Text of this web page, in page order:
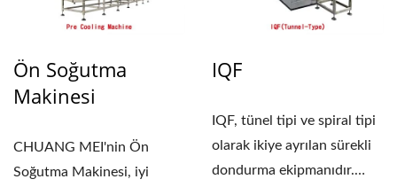
Ön Soğutma
Makinesi
CHUANG MEI'nin Ön
Soğutma Makinesi, iyi
IQF
IQF, tünel tipi ve spiral tipi
olarak ikiye ayrılan sürekli
dondurma ekipmanıdır.